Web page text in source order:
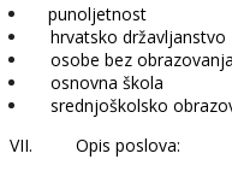
punoljetnost
hrvatsko državljanstvo
osobe bez
osnovna škola
srednjoškolsko
VII.
Opis poslova: